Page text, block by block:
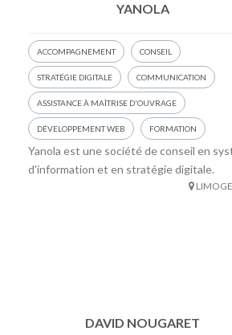
YANOLA
ACCOMPAGNEMENT CONSEIL
STRATÉGIE DIGITALE COMMUNICATION
ASSISTANCE À MAÎTRISE D'OUVRAGE
DÉVELOPPEMENT WEB FORMATION
Yanola est une société de conseil en
d'information et en stratégie digitale.
DAVID NOUGARET